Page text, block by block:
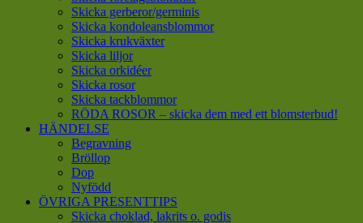
Skicka gerberor/germinis
Skicka kondoleansblommor
Skicka krukväxter
Skicka liljor
Skicka orkidéer
Skicka rosor
Skicka tackblommor
RÖDA ROSOR – skicka dem med ett blomsterbud!
HÄNDELSE
Begravning
Bröllop
Dop
Nyfödd
ÖVRIGA PRESENTTIPS
Skicka choklad, lakrits o. godis